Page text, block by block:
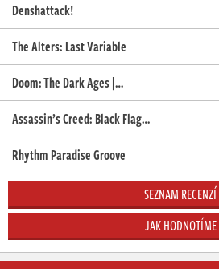
Denshattack!
The Alters: Last Variable
Doom: The Dark Ages |…
Assassin’s Creed: Black Flag…
Rhythm Paradise Groove
SEZNAM RECENZÍ
JAK HODNOTÍME